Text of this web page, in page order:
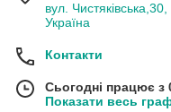
вул.
Україна
Контакти
Сьогодні працює з
Показати весь